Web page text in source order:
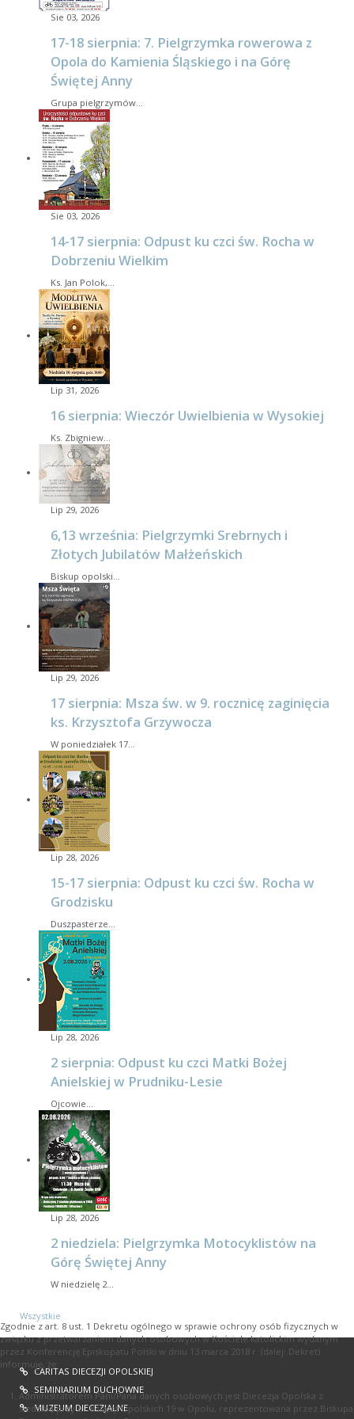
Sie 03, 2026
17-18 sierpnia: 7. Pielgrzymka rowerowa z
Opola do Kamienia Śląskiego i na Górę
Świętej Anny
Grupa pielgrzymów…
Sie 03, 2026
14-17 sierpnia: Odpust ku czci św. Rocha w
Dobrzeniu Wielkim
Ks. Jan Polok,…
Lip 31, 2026
16 sierpnia: Wieczór Uwielbienia w Wysokiej
Ks. Zbigniew…
Lip 29, 2026
6,13 września: Pielgrzymki Srebrnych i
Złotych Jubilatów Małżeńskich
Biskup opolski…
Lip 29, 2026
17 sierpnia: Msza św. w 9. rocznicę zaginięcia
ks. Krzysztofa Grzywocza
W poniedziałek 17…
Lip 28, 2026
15-17 sierpnia: Odpust ku czci św. Rocha w
Grodzisku
Duszpasterze…
Lip 28, 2026
2 sierpnia: Odpust ku czci Matki Bożej
Anielskiej w Prudniku-Lesie
Ojcowie…
Lip 28, 2026
2 niedziela: Pielgrzymka Motocyklistów na
Górę Świętej Anny
W niedzielę 2…
Wszystkie
CARITAS DIECEZJI OPOLSKIEJ
SEMINIARIUM DUCHOWNE
MUZEUM DIECEZJALNE
Zgodnie z art. 8 ust. 1 Dekretu ogólnego w sprawie ochrony osób fizycznych w
związku z przetwarzaniem danych osobowych w Kościele katolickim wydanym
przez Konferencję Episkopatu Polski w dniu 13 marca 2018 r. (dalej: Dekret)
informuję, że:
Administratorem Pani/Pana danych osobowych jest Diecezja Opolska z
siedzibą przy ul. Książąt Opolskich 19 w Opolu, reprezentowana przez Biskupa